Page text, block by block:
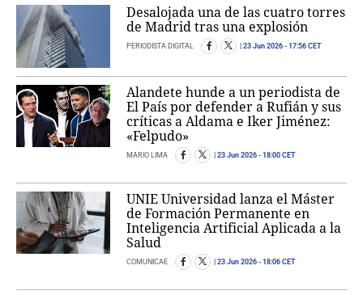
Desalojada una de las cuatro torres
de Madrid tras una explosión
PERIODISTA DIGITAL 23 Jun 2026 - 17:56 CET
Alandete hunde a un periodista de
El País por defender a Rufián y sus
críticas a Aldama e Iker Jiménez:
«Felpudo»
MARIO LIMA 23 Jun 2026 - 18:00 CET
UNIE Universidad lanza el Máster
de Formación Permanente en
Inteligencia Artificial Aplicada a la
Salud
COMUNICAE 23 Jun 2026 - 18:06 CET